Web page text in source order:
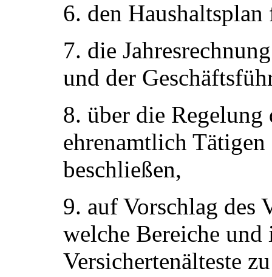
6. den Haushaltsplan
7. die
und der
8. über die
ehrenamtlich Tätigen
beschließen,
9. auf Vorschlag des
welche Bereiche
Versichertenälteste